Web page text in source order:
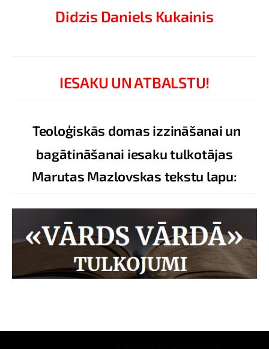
Didzis Daniels Kukainis
IESAKU UN ATBALSTU!
Teoloģiskās domas izzināšanai un
bagātināšanai iesaku tulkotājas
Marutas Mazlovskas tekstu lapu: